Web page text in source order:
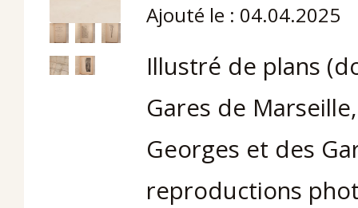
Ajouté le : 04.04.2025
Illustré de plans
Gares de
Georges et des
reproductions